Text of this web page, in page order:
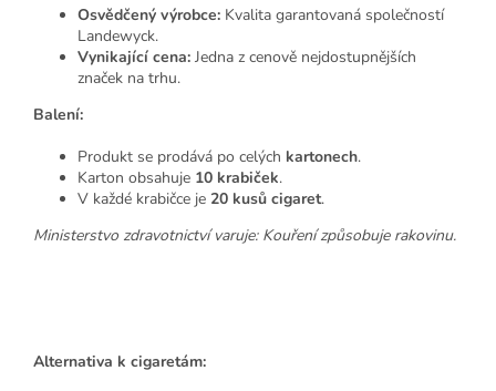
Osvědčený výrobce: Kvalita garantovaná společností
Landewyck.
Vynikající cena: Jedna z cenově nejdostupnějších
značek na trhu.
Balení:
Produkt se prodává po celých kartonech.
Karton obsahuje 10 krabiček.
V každé krabičce je 20 kusů cigaret.
Ministerstvo zdravotnictví varuje: Kouření způsobuje rakovinu.
Alternativa k cigaretám: